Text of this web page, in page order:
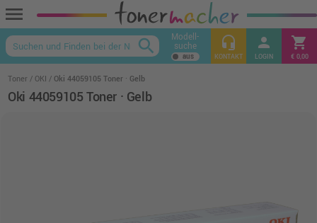
menu
keyboard_arrow_up
search Modell-
suche headset_mic
KONTAKT
person
LOGIN
shopping_cart
€ 0,00
Toner OKI Oki 44059105 Toner · Gelb
Oki 44059105 Toner · Gelb